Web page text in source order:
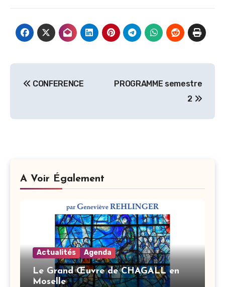
l’article
CONFERENCE
PROGRAMME semestre
2
A Voir Également
Actualités Agenda
Le Grand Œuvre de CHAGALL en
Moselle